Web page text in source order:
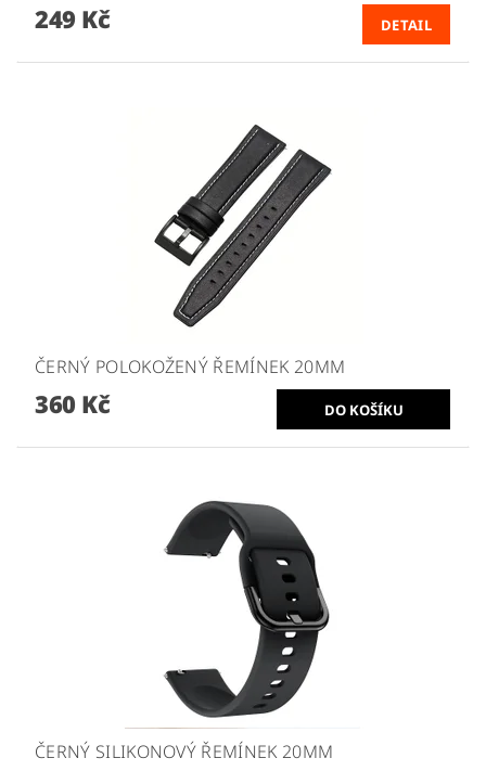
249 Kč DETAIL
ČERNÝ POLOKOŽENÝ ŘEMÍNEK 20MM
360 Kč
ČERNÝ SILIKONOVÝ ŘEMÍNEK 20MM